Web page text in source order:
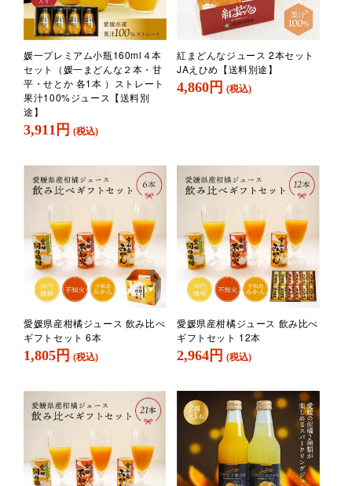
媛一プレミアム小瓶160ml４本
セット（媛一まどんな２本・甘
平・せとか 各1本 ）ストレート
果汁100%ジュース【送料別
途】
3,911円 (税込)
紅まどんなジュース 2本セット
JAえひめ【送料別途】
4,860円 (税込)
愛媛県産柑橘ジュース 飲み比べ
ギフトセット 6本
1,805円 (税込)
愛媛県産柑橘ジュース 飲み比べ
ギフトセット 12本
2,964円 (税込)